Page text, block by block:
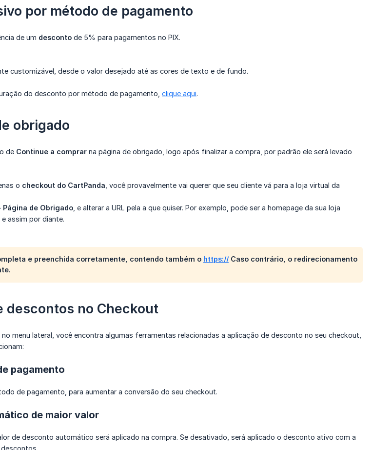
por método de pagamento
de um desconto de 5% para pagamentos no PIX.
customizável, desde o valor desejado até as cores de texto e de fundo.
do desconto por método de pagamento, clique aqui.
obrigado
de Continue a comprar na página de obrigado, logo após finalizar a compra, por padrão ele será levado
o checkout do CartPanda , você provavelmente vai querer que seu cliente vá para a loja virtual da
Página de Obrigado , e alterar a URL pela a que quiser. Por exemplo, pode ser a homepage da sua loja
assim por diante.
e preenchida corretamente, contendo também o https:// Caso contrário, o redirecionamento
descontos no Checkout
menu lateral, você encontra algumas ferramentas relacionadas a aplicação de desconto no seu checkout,
pagamento
de pagamento, para aumentar a conversão do seu checkout.
de maior valor
de desconto automático será aplicado na compra. Se desativado, será aplicado o desconto ativo com a